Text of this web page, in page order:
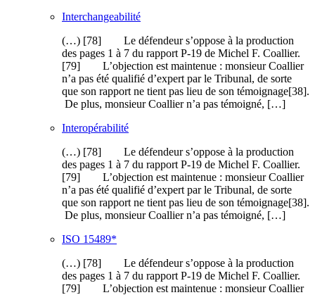
Interchangeabilité
(…) [78] Le défendeur s’oppose à la production
des pages 1 à 7 du rapport P-19 de Michel F. Coallier.
[79] L’objection est maintenue : monsieur Coallier
n’a pas été qualifié d’expert par le Tribunal, de sorte
que son rapport ne tient pas lieu de son témoignage[38].
De plus, monsieur Coallier n’a pas témoigné, […]
Interopérabilité
(…) [78] Le défendeur s’oppose à la production
des pages 1 à 7 du rapport P-19 de Michel F. Coallier.
[79] L’objection est maintenue : monsieur Coallier
n’a pas été qualifié d’expert par le Tribunal, de sorte
que son rapport ne tient pas lieu de son témoignage[38].
De plus, monsieur Coallier n’a pas témoigné, […]
ISO 15489*
(…) [78] Le défendeur s’oppose à la production
des pages 1 à 7 du rapport P-19 de Michel F. Coallier.
[79] L’objection est maintenue : monsieur Coallier